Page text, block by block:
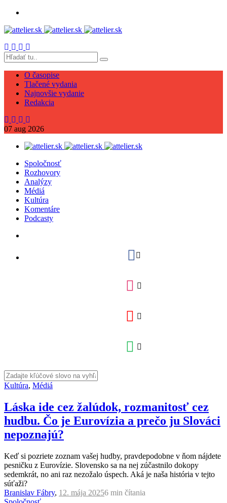
O časopise
Tlačené vydania
Najnovšie vydanie
Redakcia
07 aug 2026
Spoločnosť
Rozhovory
Analýzy
Médiá
Kultúra
Komentáre
Podcasty
Kultúra, Médiá
Láska ide cez žalúdok, rozmanitosť cez
hudbu. Čo je Eurovízia a prečo ju Slováci
nepoznajú?
Keď si pozriete zoznam vašej hudby, pravdepodobne v ňom nájdete
pesničku z Eurovízie. Slovensko sa na nej zúčastnilo dokopy
sedemkrát, no ani raz nezožalo úspech. Aká je naša história v tejto
súťaži?
Branislav Fábry, 12. mája 20256 min čítania